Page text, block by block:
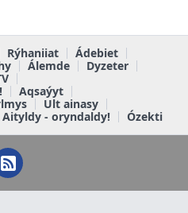
Rýhaniiat
Ádebiet
Álemde
Dyzeter
Aqsaýyt
Ult ainasy
Aityldy - oryndaldy! Ózekti